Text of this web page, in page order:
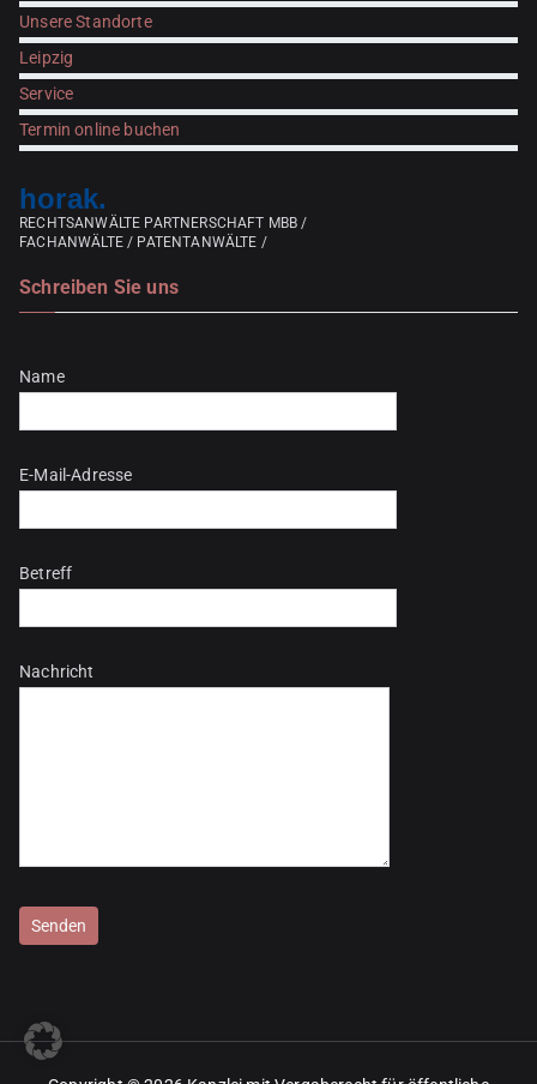
Unsere Standorte
Leipzig
Service
Termin online buchen
horak.
RECHTSANWÄLTE PARTNERSCHAFT MBB /
FACHANWÄLTE / PATENTANWÄLTE /
Schreiben Sie uns
Name
E-Mail-Adresse
Betreff
Nachricht
Bitte lasse dieses Feld leer.